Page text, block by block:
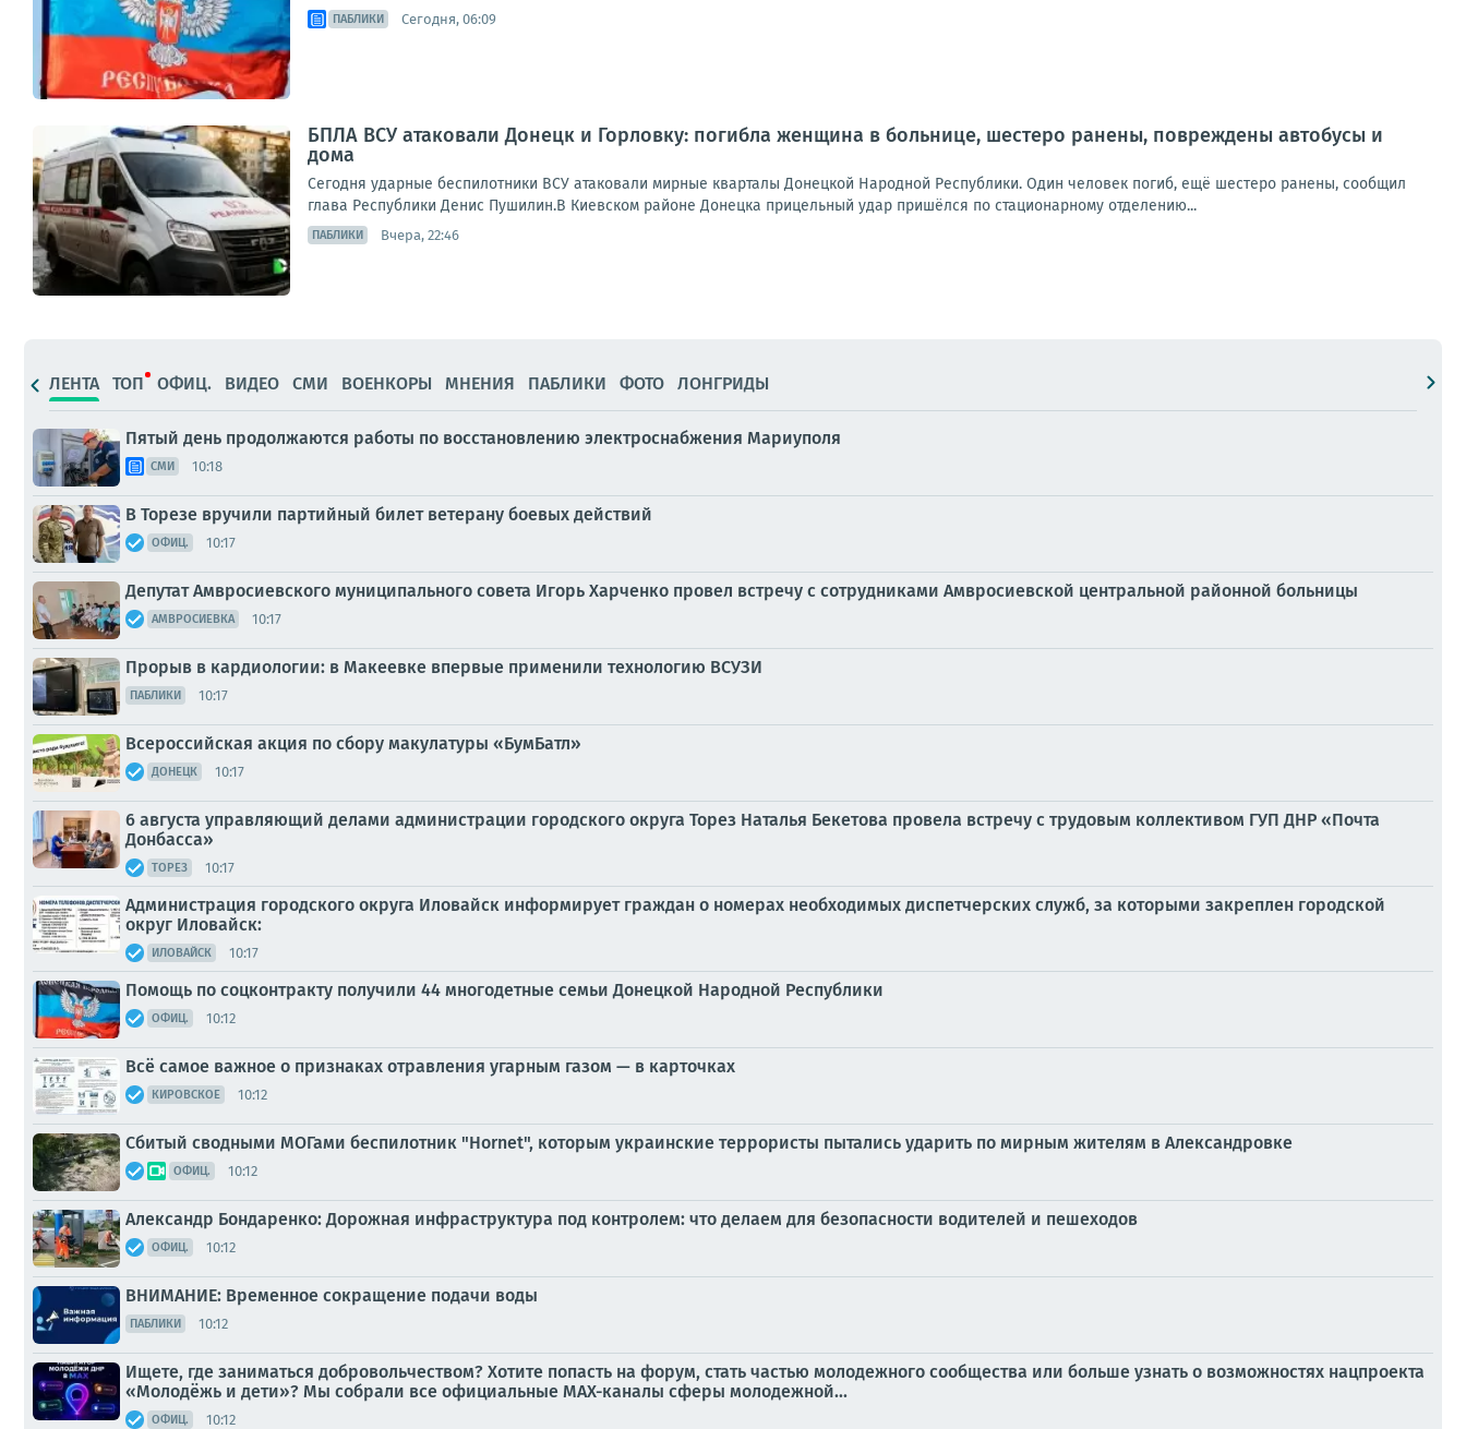
ПАБЛИКИ Сегодня, 06:09
БПЛА ВСУ атаковали Донецк и Горловку: погибла женщина в больнице, шестеро ранены, повреждены автобусы и
дома
Сегодня ударные беспилотники ВСУ атаковали мирные кварталы Донецкой Народной Республики. Один человек погиб, ещё шестеро ранены, сообщил
глава Республики Денис Пушилин.В Киевском районе Донецка прицельный удар пришёлся по стационарному отделению...
ПАБЛИКИ Вчера, 22:46
ЛЕНТА ТОП ОФИЦ. ВИДЕО СМИ ВОЕНКОРЫ МНЕНИЯ ПАБЛИКИ ФОТО ЛОНГРИДЫ
Пятый день продолжаются работы по восстановлению электроснабжения Мариуполя
СМИ 10:18
В Торезе вручили партийный билет ветерану боевых действий
ОФИЦ. 10:17
Депутат Амвросиевского муниципального совета Игорь Харченко провел встречу с сотрудниками Амвросиевской центральной районной больницы
АМВРОСИЕВКА 10:17
Прорыв в кардиологии: в Макеевке впервые применили технологию ВСУЗИ
ПАБЛИКИ 10:17
Всероссийская акция по сбору макулатуры «БумБатл»
ДОНЕЦК 10:17
6 августа управляющий делами администрации городского округа Торез Наталья Бекетова провела встречу с трудовым коллективом ГУП ДНР «Почта
Донбасса»
ТОРЕЗ 10:17
Администрация городского округа Иловайск информирует граждан о номерах необходимых диспетчерских служб, за которыми закреплен городской
округ Иловайск:
ИЛОВАЙСК 10:17
Помощь по соцконтракту получили 44 многодетные семьи Донецкой Народной Республики
ОФИЦ. 10:12
Всё самое важное о признаках отравления угарным газом — в карточках
КИРОВСКОЕ 10:12
Сбитый сводными МОГами беспилотник "Hornet", которым украинские террористы пытались ударить по мирным жителям в Александровке
ОФИЦ. 10:12
Александр Бондаренко: Дорожная инфраструктура под контролем: что делаем для безопасности водителей и пешеходов
ОФИЦ. 10:12
ВНИМАНИЕ: Временное сокращение подачи воды
ПАБЛИКИ 10:12
Ищете, где заниматься добровольчеством? Хотите попасть на форум, стать частью молодежного сообщества или больше узнать о возможностях нацпроекта
«Молодёжь и дети»? Мы собрали все официальные MAX-каналы сферы молодежной...
ОФИЦ. 10:12